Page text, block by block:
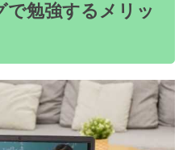
で勉強するメリッ